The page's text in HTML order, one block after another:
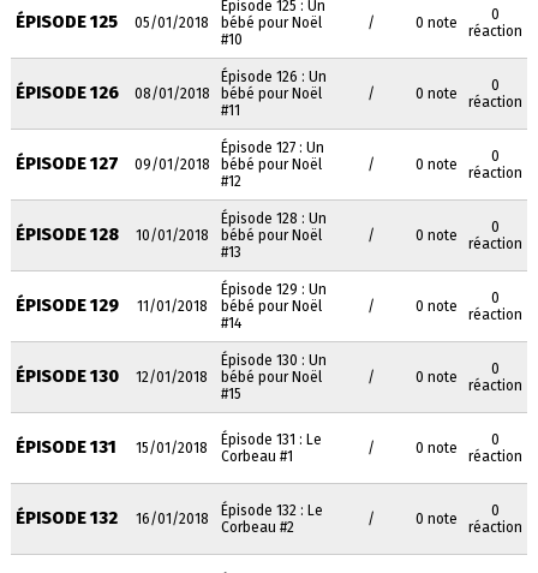
ÉPISODE 125 05/01/2018
Épisode 125 : Un
bébé pour Noël
#10
/ 0 note
0
réaction
ÉPISODE 126 08/01/2018
Épisode 126 : Un
bébé pour Noël
#11
/ 0 note
0
réaction
ÉPISODE 127 09/01/2018
Épisode 127 : Un
bébé pour Noël
#12
/ 0 note
0
réaction
ÉPISODE 128 10/01/2018
Épisode 128 : Un
bébé pour Noël
#13
/ 0 note
0
réaction
ÉPISODE 129 11/01/2018
Épisode 129 : Un
bébé pour Noël
#14
/ 0 note
0
réaction
ÉPISODE 130 12/01/2018
Épisode 130 : Un
bébé pour Noël
#15
/ 0 note
0
réaction
ÉPISODE 131 15/01/2018
Épisode 131 : Le
Corbeau #1
/ 0 note
0
réaction
ÉPISODE 132 16/01/2018
Épisode 132 : Le
Corbeau #2
/ 0 note
0
réaction